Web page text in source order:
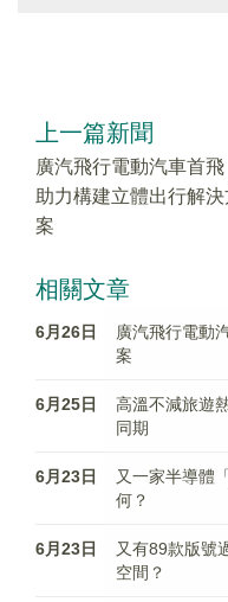
上一篇新聞
廣汽飛行電動汽車首飛
助力構建立體出行解決
案
相關文章
6月26日
廣汽飛行電動
案
6月25日
高溫不減旅遊
同期
6月23日
又一家半導體
何？
6月23日
又有89款版號
空間？